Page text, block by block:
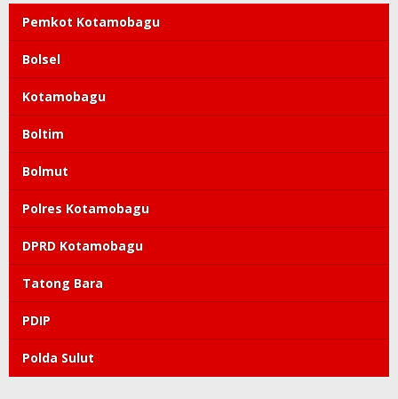
Pemkot Kotamobagu
Bolsel
Kotamobagu
Boltim
Bolmut
Polres Kotamobagu
DPRD Kotamobagu
Tatong Bara
PDIP
Polda Sulut